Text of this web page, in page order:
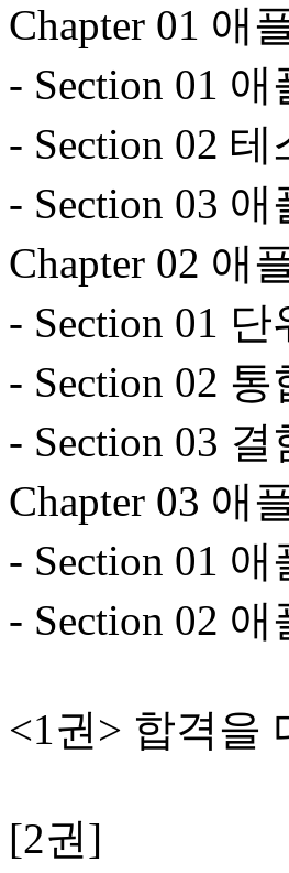
Chapter 01 애
- Section 01
- Section 02
- Section 03
Chapter 02 애
- Section 01
- Section 02
- Section 03 결
Chapter 03 애
- Section 01
- Section 02
<1권> 합격을
[2권]